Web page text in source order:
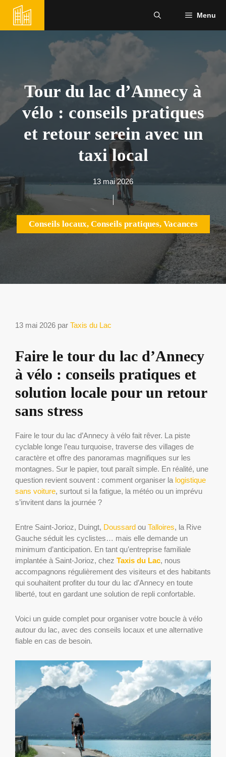
contenu
Menu
Tour du lac d’Annecy à
vélo : conseils pratiques
et retour serein avec un
taxi local
13 mai 2026
Conseils locaux, Conseils pratiques, Vacances
13 mai 2026 par Taxis du Lac
Faire le tour du lac d’Annecy
à vélo : conseils pratiques et
solution locale pour un retour
sans stress
Faire le tour du lac d’Annecy à vélo fait rêver. La piste
cyclable longe l’eau turquoise, traverse des villages de
caractère et offre des panoramas magnifiques sur les
montagnes. Sur le papier, tout paraît simple. En réalité, une
question revient souvent : comment organiser la logistique
sans voiture, surtout si la fatigue, la météo ou un imprévu
s’invitent dans la journée ?
Entre Saint-Jorioz, Duingt, Doussard ou Talloires, la Rive
Gauche séduit les cyclistes… mais elle demande un
minimum d’anticipation. En tant qu’entreprise familiale
implantée à Saint-Jorioz, chez Taxis du Lac, nous
accompagnons régulièrement des visiteurs et des habitants
qui souhaitent profiter du tour du lac d’Annecy en toute
liberté, tout en gardant une solution de repli confortable.
Voici un guide complet pour organiser votre boucle à vélo
autour du lac, avec des conseils locaux et une alternative
fiable en cas de besoin.